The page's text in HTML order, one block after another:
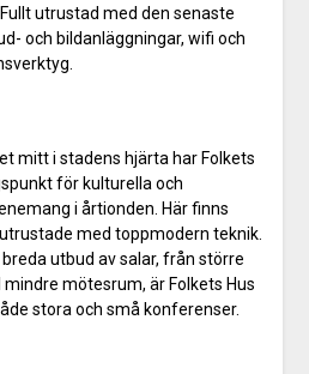
Fullt utrustad med den senaste
och bildanläggningar, wifi och
mitt i stadens hjärta har Folkets
för kulturella och
i årtionden. Här finns
med toppmodern teknik.
utbud av salar, från större
mötesrum, är Folkets Hus
stora och små konferenser.